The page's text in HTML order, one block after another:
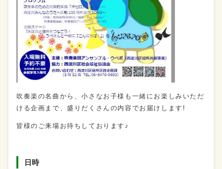
吹奏楽の名曲から、小さなお子様も一緒にお楽しみいただ
ける企画まで、盛りだくさんの内容でお届けします!
皆様のご来場お待ちしております♪
日時